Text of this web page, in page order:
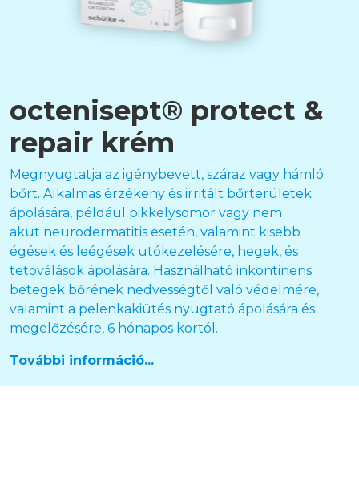
octenisept® protect &
repair krém
Megnyugtatja az igénybevett, száraz vagy hámló
bőrt. Alkalmas érzékeny és irritált bőrterületek
ápolására, például pikkelysömör vagy nem
akut neurodermatitis esetén, valamint kisebb
égések és leégések utókezelésére, hegek, és
tetoválások ápolására. Használható inkontinens
betegek bőrének nedvességtől való védelmére,
valamint a pelenkakiütés nyugtató ápolására és
megelőzésére, 6 hónapos kortól.
További információ...